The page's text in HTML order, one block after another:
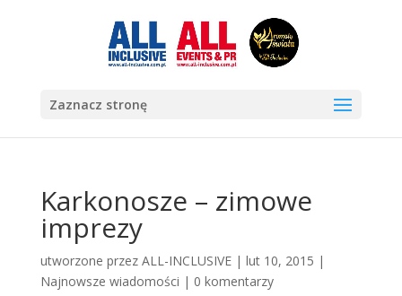
Zaznacz stronę
Karkonosze – zimowe
imprezy
utworzone przez ALL-INCLUSIVE| lut 10, 2015 |
Najnowsze wiadomości | 0 komentarzy